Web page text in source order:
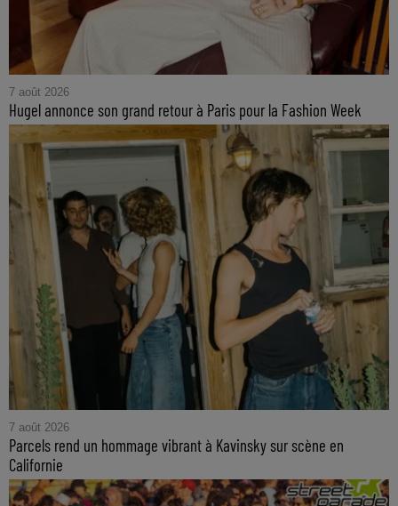
7 août 2026
Hugel annonce son grand retour à Paris pour la Fashion Week
7 août 2026
Parcels rend un hommage vibrant à Kavinsky sur scène en
Californie